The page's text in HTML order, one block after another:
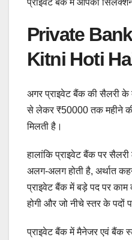
प्राइवेट बैंक में आपका सिलेक्शन
Private
Kitni Hoti
अगर प्राइवेट बैंक की सैलरी के
से लेकर ₹50000 तक महीने
मिलती है।
हालांकि प्राइवेट बैंक पर
अलग-अलग होती है, अर्थात
प्राइवेट बैंक में बड़े पद पर काम
होगी और जो नीचे स्तर के पदों
प्राइवेट बैंक में मैनेजर एवं बैंक